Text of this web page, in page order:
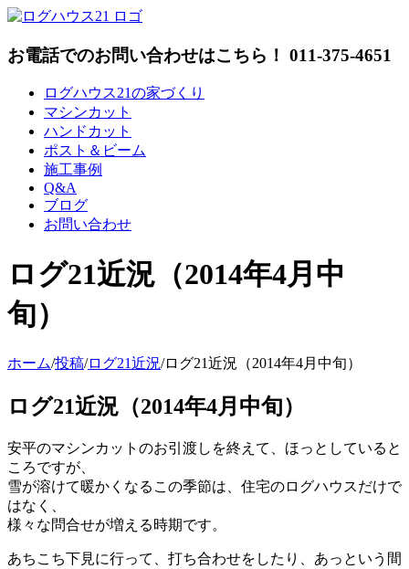
Skip
content
お電話でのお問い合わせはこちら！ 011-375-4651
ログハウス21の家づくり
マシンカット
ハンドカット
ポスト＆ビーム
施工事例
Q&A
ブログ
お問い合わせ
ログ21近況（2014年4月中
旬）
ホーム/投稿/ログ21近況/ログ21近況（2014年4月中旬）
ログ21近況（2014年4月中旬）
安平のマシンカットのお引渡しを終えて、ほっとしていると
ころですが、
雪が溶けて暖かくなるこの季節は、住宅のログハウスだけで
はなく、
様々な問合せが増える時期です。
あちこち下見に行って、打ち合わせをしたり、あっという間